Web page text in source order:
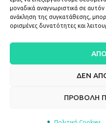
μοναδικά αναγνωριστικά σε
ανάκληση της συγκατάθεσης,
ορισμένες δυνατότητες και
ΔΕΝ
ΠΡΟΒΟΛΉ
Λ. Κηφισίας 324,
Κηφισιά 145 63
2022 Αττικό